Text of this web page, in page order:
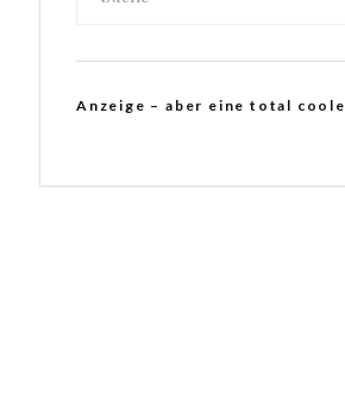
Anzeige – aber eine total coole